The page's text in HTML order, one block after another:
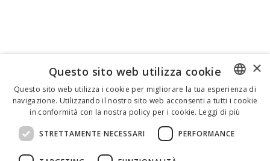
ENGLISH
×
Questo sito web utilizza cookie
Questo sito web utilizza i cookie per migliorare la tua esperienza di
navigazione. Utilizzando il nostro sito web acconsenti a tutti i cookie
in conformità con la nostra policy per i cookie. Leggi di più
STRETTAMENTE NECESSARI PERFORMANCE